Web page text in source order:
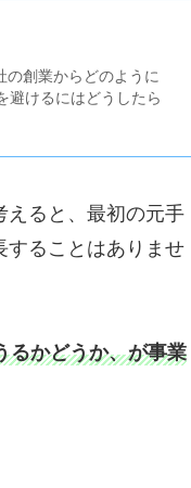
の創業からどのように
避けるにはどうしたら
えると、最初の元手
することはありませ
るかどうか、が事業